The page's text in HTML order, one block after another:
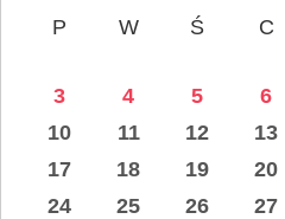
P W Ś C
3
4 5 6
10
11 12 13
17
18 19 20
24
25 26 27